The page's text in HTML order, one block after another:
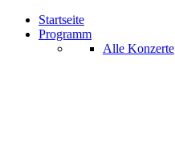
Startseite
Programm
Alle Konzerte